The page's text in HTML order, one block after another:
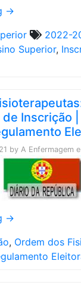
→
2022-
Superior,
Inscrição
by A Enfermagem
→
, Ordem dos